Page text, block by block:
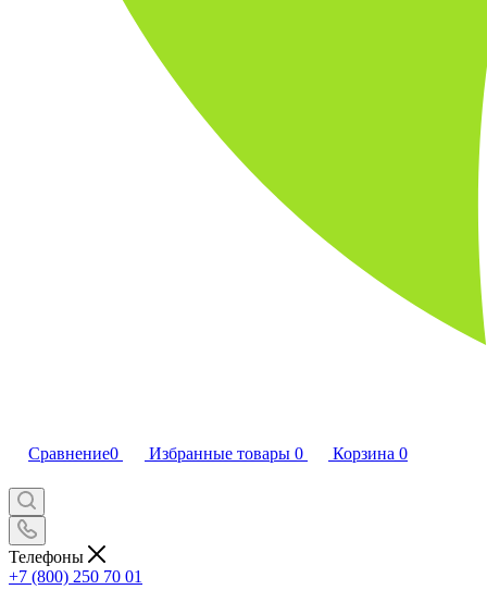
Сравнение0 Избранные товары 0 Корзина 0
Телефоны
+7 (800) 250 70 01